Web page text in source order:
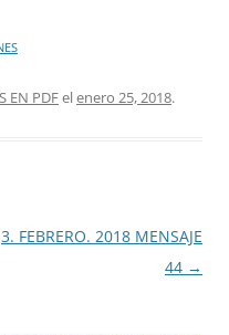
EN PDFelenero 25, 2018.
3. FEBRERO. 2018 MENSAJE
44 →